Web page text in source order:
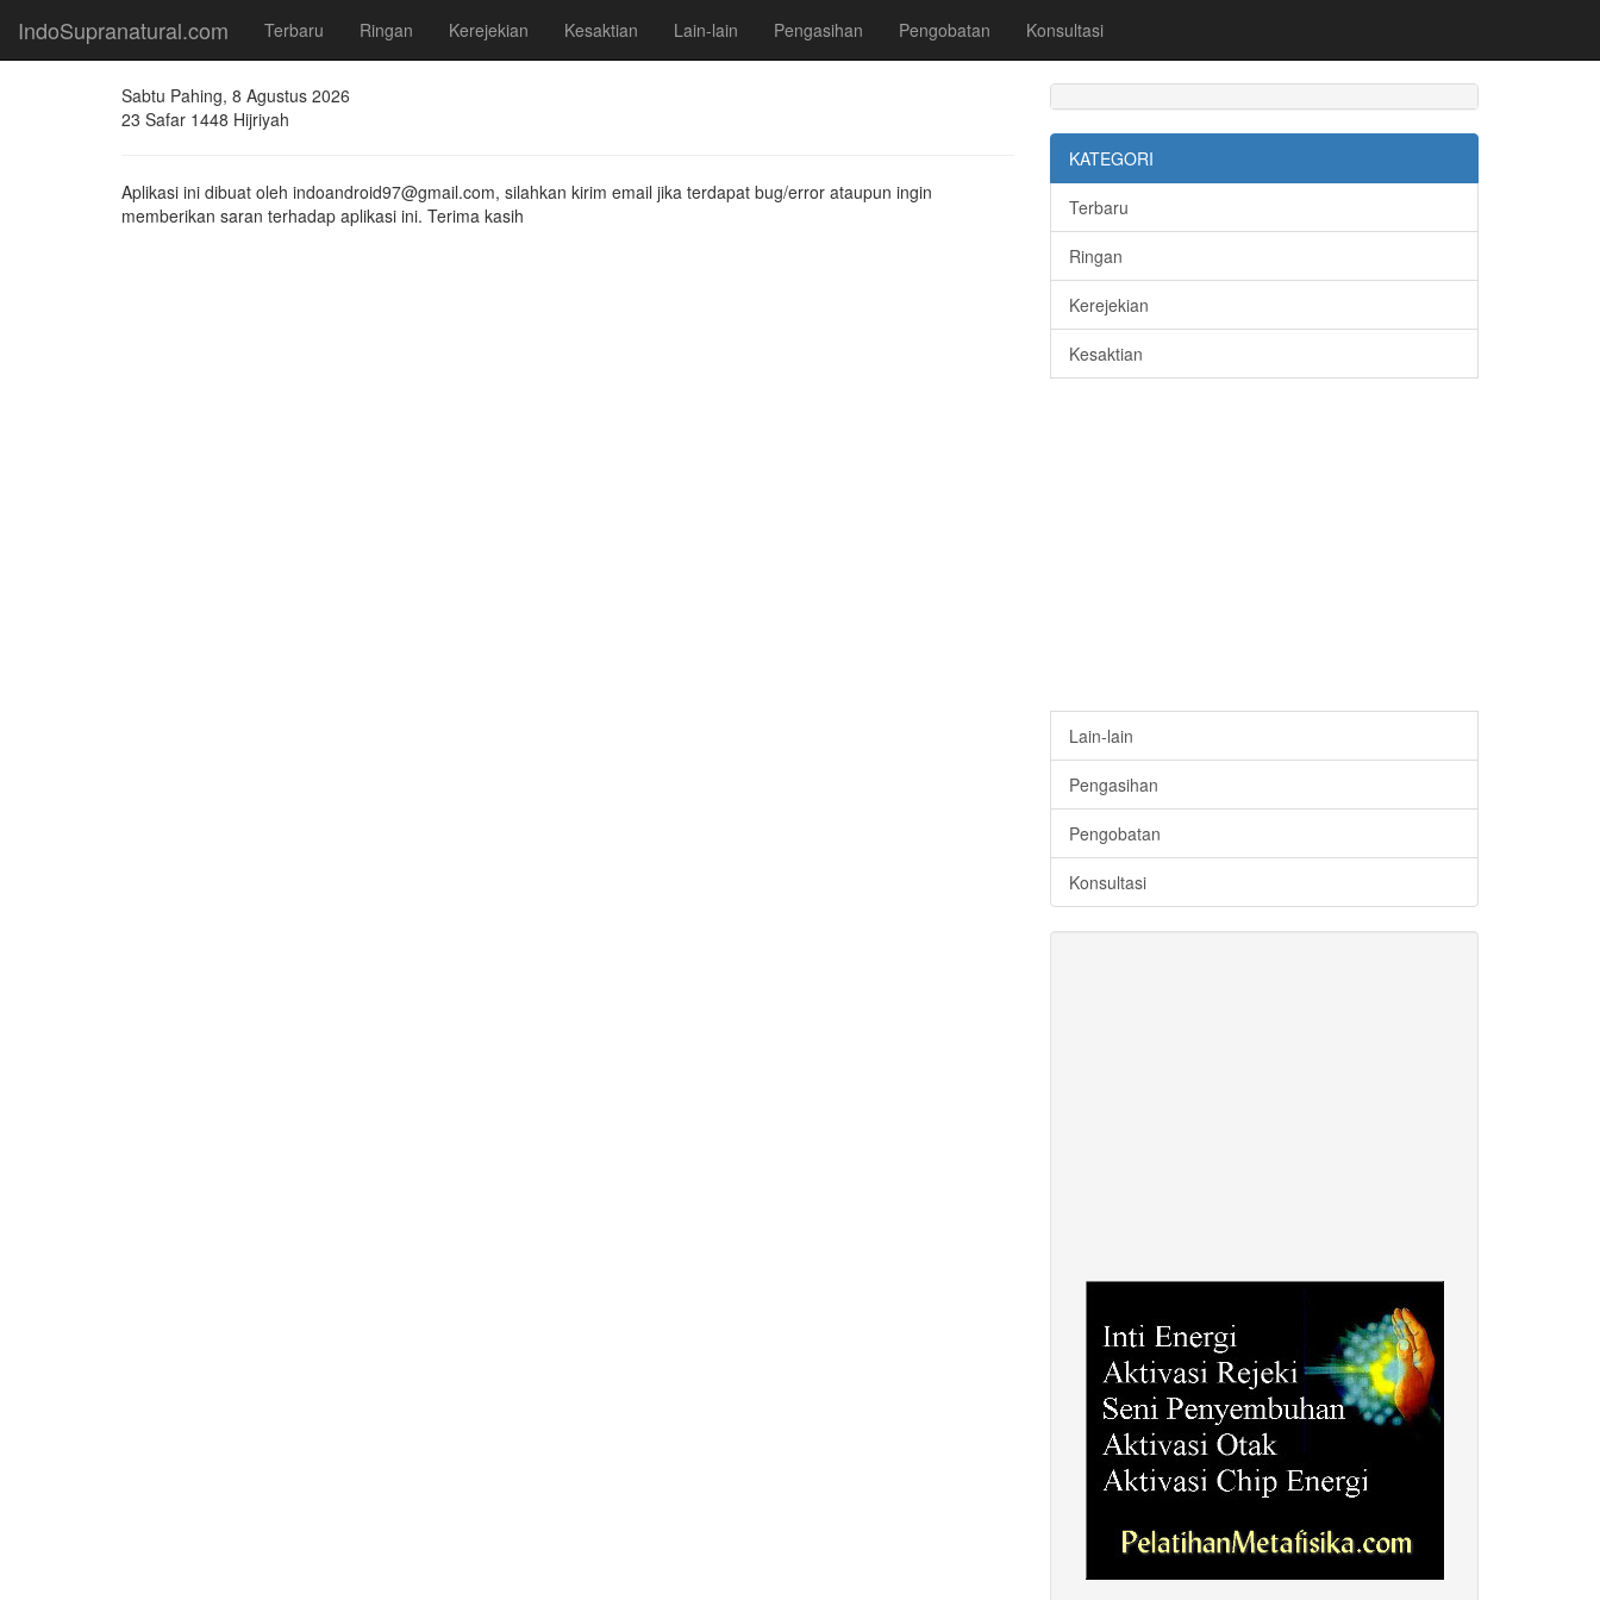
IndoSupranatural.com Terbaru Ringan Kerejekian Kesaktian Lain-lain Pengasihan Pengobatan Konsultasi
Sabtu Pahing, 8 Agustus 2026
23 Safar 1448 Hijriyah
Aplikasi ini dibuat oleh indoandroid97@gmail.com, silahkan kirim email jika terdapat bug/error ataupun ingin
memberikan saran terhadap aplikasi ini. Terima kasih
KATEGORI
Terbaru
Ringan
Kerejekian
Kesaktian
Lain-lain
Pengasihan
Pengobatan
Konsultasi